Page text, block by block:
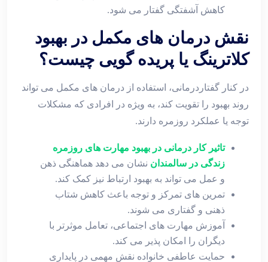
کاهش آشفتگی گفتار می ‌شود.
نقش درمان ‌های مکمل در بهبود
کلاترینگ یا پریده ‌گویی چیست؟
در کنار گفتاردرمانی، استفاده از درمان‌ های مکمل می ‌تواند
روند بهبود را تقویت کند، به ‌ویژه در افرادی که مشکلات
توجه یا عملکرد روزمره دارند.
تاثیر کار درمانی در بهبود مهارت های روزمره
زندگی در سالمندان نشان می‌ دهد هماهنگی ذهن
و عمل می ‌تواند به بهبود ارتباط نیز کمک کند.
تمرین ‌های تمرکز و توجه باعث کاهش شتاب
ذهنی و گفتاری می ‌شوند.
آموزش مهارت‌ های اجتماعی، تعامل موثرتر با
دیگران را امکان ‌پذیر می ‌کند.
حمایت عاطفی خانواده نقش مهمی در پایداری